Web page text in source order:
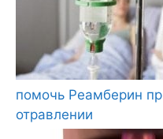
помочь Реамберин
отравлении